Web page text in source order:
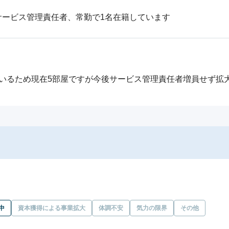
ビス管理責任者、常勤で1名在籍しています
るため現在5部屋ですが今後サービス管理責任者増員せず拡
資本獲得による事業拡大 体調不安 気力の限界 その他